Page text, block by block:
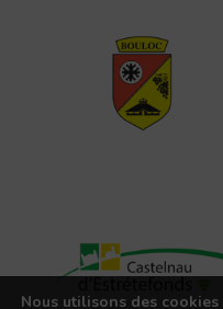
Nous utilisons des